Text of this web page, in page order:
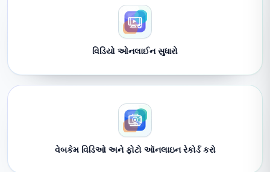
વિડિયો ઓનલાઈન સુધારો
વેબકેમ વિડિઓ અને ફોટો ઑનલાઇન રેકોર્ડ કરો